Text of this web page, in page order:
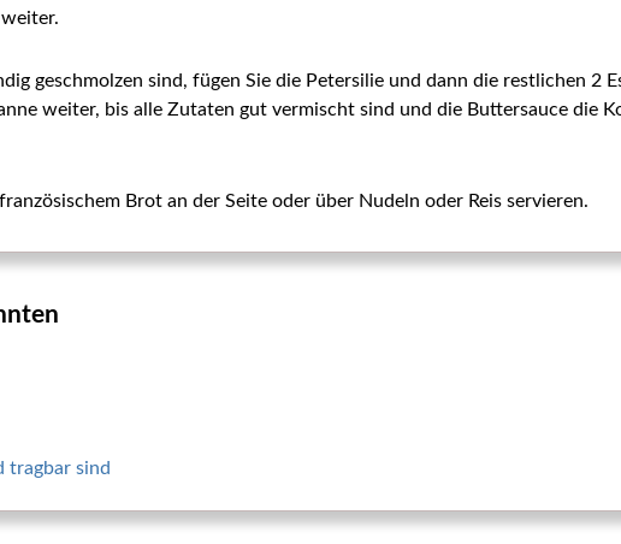
geschmolzen sind, fügen Sie die Petersilie und dann die restlichen 2
weiter, bis alle Zutaten gut vermischt sind und die Buttersauce die
Brot an der Seite oder über Nudeln oder Reis servieren.
tragbar sind